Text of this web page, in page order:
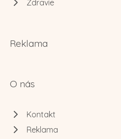
Zdravie
Reklama
O nás
Kontakt
Reklama